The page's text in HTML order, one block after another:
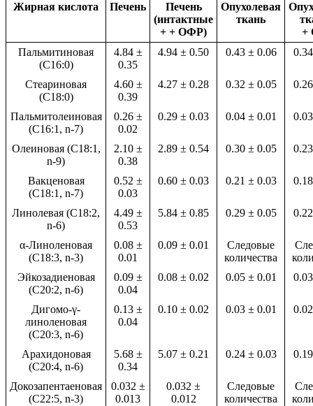
Жирная кислота Печень
Печень
(интактные
+ + ОФР)
Опухолевая
ткань
+
Пальмитиновая
(C16:0)
4.84 ±
0.35
4.94 ± 0.50 0.43 ± 0.06
Стеариновая
(C18:0)
4.60 ±
0.39
4.27 ± 0.28 0.32 ± 0.05
Пальмитолеиновая
(C16:1, n-7)
0.26 ±
0.02
0.29 ± 0.03 0.04 ± 0.01
Олеиновая (C18:1,
n-9)
2.10 ±
0.38
2.89 ± 0.54 0.30 ± 0.05
Вакценовая
(C18:1, n-7)
0.52 ±
0.03
0.60 ± 0.03 0.21 ± 0.03
Линолевая (C18:2,
n-6)
4.49 ±
0.53
5.84 ± 0.85 0.29 ± 0.05
α-Линоленовая
(C18:3, n-3)
0.08 ±
0.01
0.09 ± 0.01
Следовые
количества
Эйкозадиеновая
(C20:2, n-6)
0.09 ±
0.04
0.08 ± 0.02 0.05 ± 0.01
Дигомо-γ-
линоленовая
(C20:3, n-6)
0.13 ±
0.04
0.10 ± 0.02 0.03 ± 0.01
Арахидоновая
(C20:4, n-6)
5.68 ±
0.34
5.07 ± 0.21 0.24 ± 0.03
Докозапентаеновая
(C22:5, n-3)
0.032 ±
0.013
0.032 ±
0.012
Следовые
количества